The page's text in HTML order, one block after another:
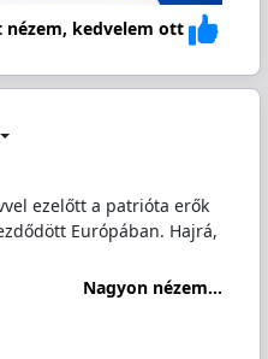
nézem, kedvelem ott
ezelőtt a patrióta erők
Európában. Hajrá,
Nagyon nézem...